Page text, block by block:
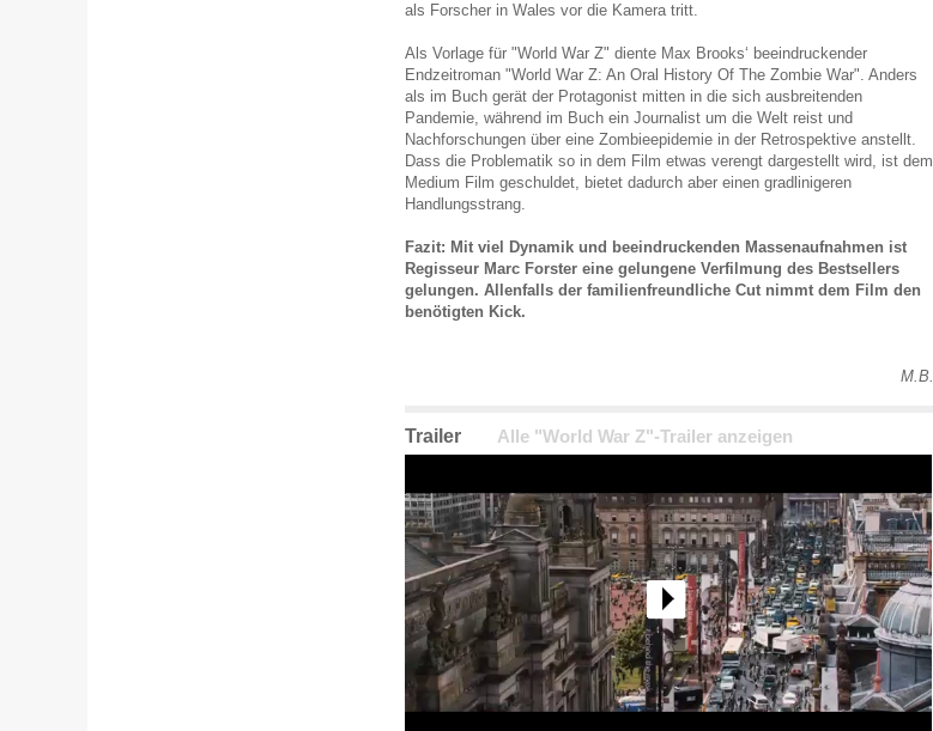
als Forscher in Wales vor die Kamera tritt.
Als Vorlage für "World War Z" diente Max Brooks‘ beeindruckender
Endzeitroman "World War Z: An Oral History Of The Zombie War". Anders
als im Buch gerät der Protagonist mitten in die sich ausbreitenden
Pandemie, während im Buch ein Journalist um die Welt reist und
Nachforschungen über eine Zombieepidemie in der Retrospektive anstellt.
Dass die Problematik so in dem Film etwas verengt dargestellt wird, ist dem
Medium Film geschuldet, bietet dadurch aber einen gradlinigeren
Handlungsstrang.
Fazit: Mit viel Dynamik und beeindruckenden Massenaufnahmen ist
Regisseur Marc Forster eine gelungene Verfilmung des Bestsellers
gelungen. Allenfalls der familienfreundliche Cut nimmt dem Film den
benötigten Kick.
M.B.
Trailer Alle "World War Z"-Trailer anzeigen